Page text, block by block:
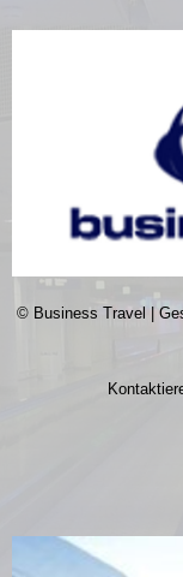
© Business Travel |